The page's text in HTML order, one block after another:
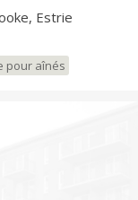
Estrie
pour aînés